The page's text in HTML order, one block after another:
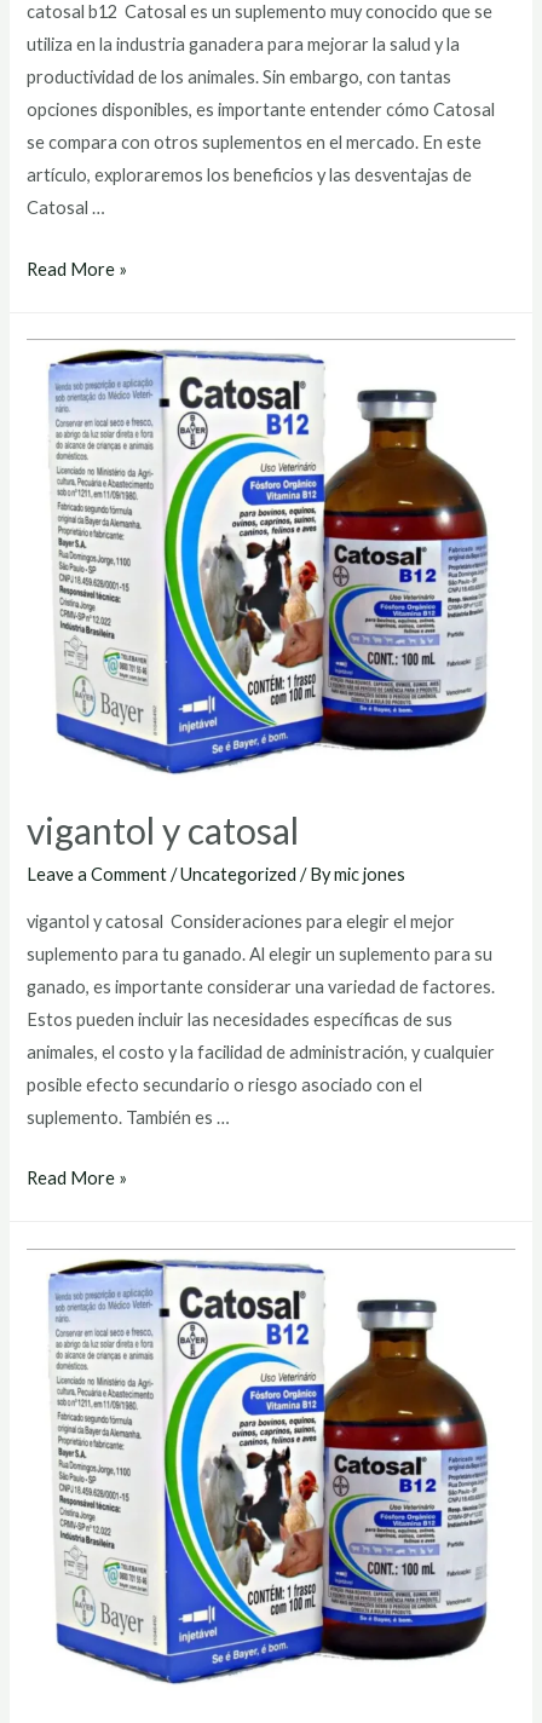
catosal b12 Catosal es un suplemento muy conocido que se
utiliza en la industria ganadera para mejorar la salud y la
productividad de los animales. Sin embargo, con tantas
opciones disponibles, es importante entender cómo Catosal
se compara con otros suplementos en el mercado. En este
artículo, exploraremos los beneficios y las desventajas de
Catosal …
catosal
Read More »
vigantol y catosal
Leave a Comment /Uncategorized / Bymic jones
vigantol y catosal Consideraciones para elegir el mejor
suplemento para tu ganado. Al elegir un suplemento para su
ganado, es importante considerar una variedad de factores.
Estos pueden incluir las necesidades específicas de sus
animales, el costo y la facilidad de administración, y cualquier
posible efecto secundario o riesgo asociado con el
suplemento. También es …
vigantol
Read More »